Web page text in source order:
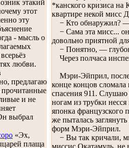
этакий
этот
эту
- мысль о
любви.
предлагаю
прочитанные
и не
выбрал
«Эх,
плаща
*канского кризиса
квартире некой мисс
− Кто обнаружил? —
− Сама эта мисс...
довольно приятной
− Понятно, —
Через полчаса
Мэри-Эйприл, после
конце концов сломала
спасения 911. Слушаю
ногам из трубки
японка французского
же пыталась
форм Мэри-Эйприл.
− Вы так кричали,
миссис Окатамуль, не